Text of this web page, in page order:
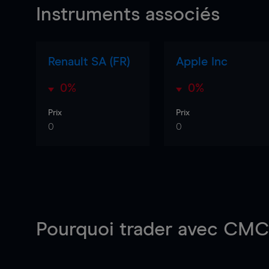
Instruments associés
Renault SA (FR)
0%
Prix
0
Apple Inc
0%
Prix
0
Pourquoi trader avec